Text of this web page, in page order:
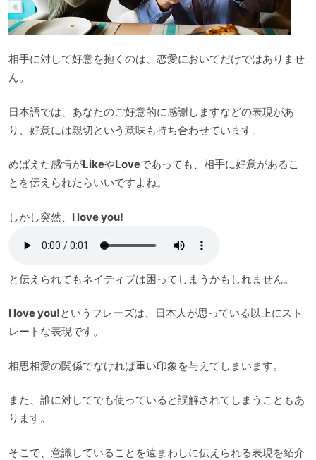
相手に対して好意を抱くのは、恋愛においてだけではありませ
ん。
日本語では、あなたのご好意的に感謝しますなどの表現があ
り、好意には親切という意味も持ち合わせています。
めばえた感情がLikeやLoveであっても、相手に好意があるこ
とを伝えられたらいいですよね。
しかし突然、 I love you!
と伝えられてもネイティブは困ってしまうかもしれません。
I love you!というフレーズは、日本人が思っている以上にスト
レートな表現です。
相思相愛の関係でなければ重い印象を与えてしまいます。
また、誰に対してでも使っていると誤解されてしまうこともあ
ります。
そこで、意識していることを遠まわしに伝えられる表現を紹介